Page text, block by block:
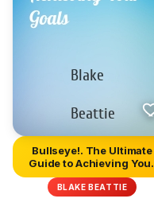
Bullseye!. The Ultimate
Guide to Achieving
Go...
BLAKE BEATTIE